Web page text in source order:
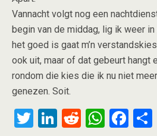
Vannacht volgt nog een
begin van de middag, lig ik weer
het goed is gaat m’n
ook uit, maar of dat gebeurt hangt
rondom die kies die ik nu niet
genezen. Soit.
T
Li
R
W F